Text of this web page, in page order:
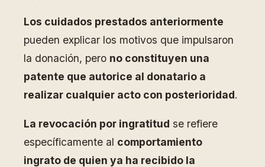
Los cuidados prestados anteriormente
pueden explicar los motivos que impulsaron
la donación, pero no constituyen una
patente que autorice al donatario a
realizar cualquier acto con posterioridad.
La revocación por ingratitud se refiere
específicamente al comportamiento
ingrato de quien ya ha recibido la